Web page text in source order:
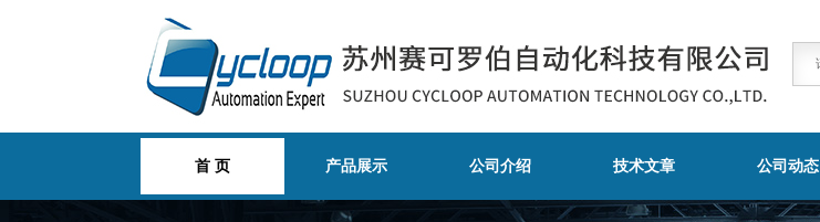
首 页 产品展示 公司介绍 技术文章 公司动态